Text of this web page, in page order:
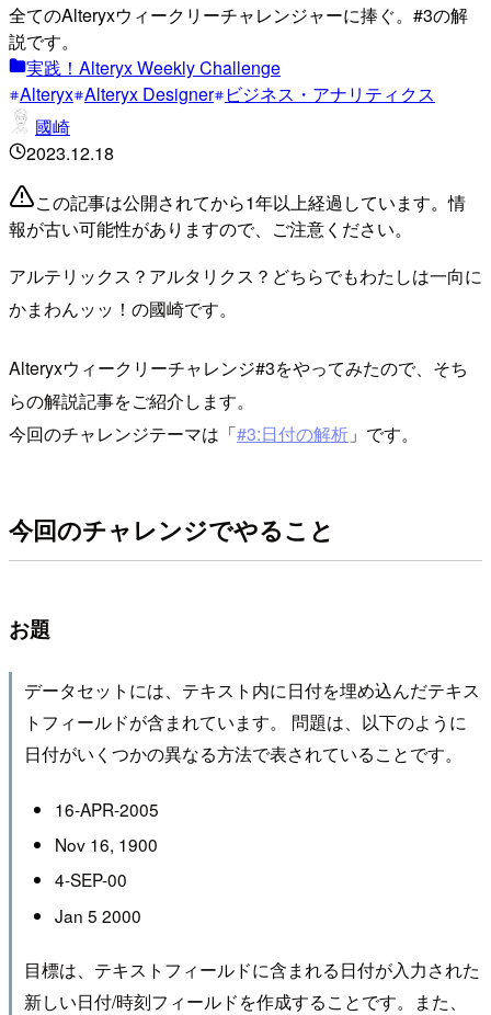
全てのAlteryxウィークリーチャレンジャーに捧ぐ。#3の解
説です。
実践！Alteryx Weekly Challenge
Alteryx Alteryx Designer ビジネス・アナリティクス
國崎
2023.12.18
この記事は公開されてから1年以上経過しています。情
報が古い可能性がありますので、ご注意ください。
アルテリックス？アルタリクス？どちらでもわたしは一向に
かまわんッッ！の國崎です。
Alteryxウィークリーチャレンジ#3をやってみたので、そち
らの解説記事をご紹介します。
今回のチャレンジテーマは「#3:日付の解析 」です。
今回のチャレンジでやること
お題
データセットには、テキスト内に日付を埋め込んだテキス
トフィールドが含まれています。 問題は、以下のように
日付がいくつかの異なる方法で表されていることです。
16-APR-2005
Nov 16, 1900
4-SEP-00
Jan 5 2000
目標は、テキストフィールドに含まれる日付が入力された
新しい日付/時刻フィールドを作成することです。また、